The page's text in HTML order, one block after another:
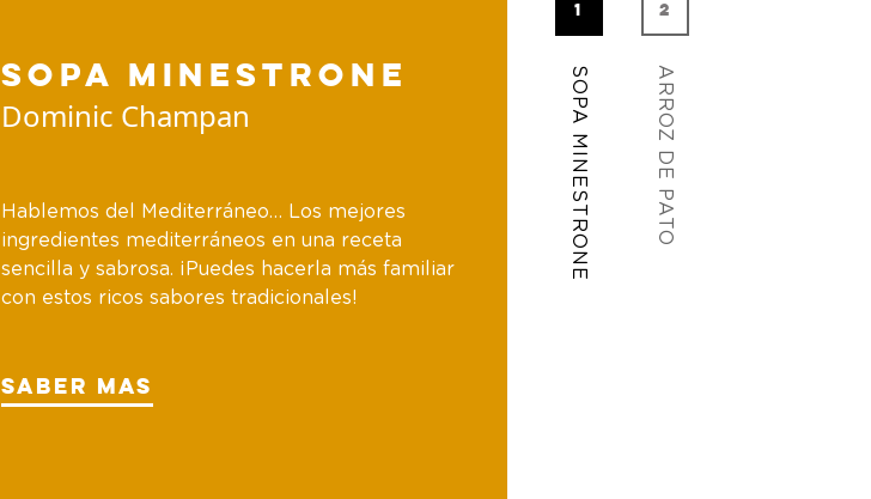
Sopa Minestrone
Dominic Champan
Hablemos del Mediterráneo… Los mejores
ingredientes mediterráneos en una receta
sencilla y sabrosa. ¡Puedes hacerla más familiar
con estos ricos sabores tradicionales!
Saber mas
SOPA MINESTRONE ARROZ DE PATO